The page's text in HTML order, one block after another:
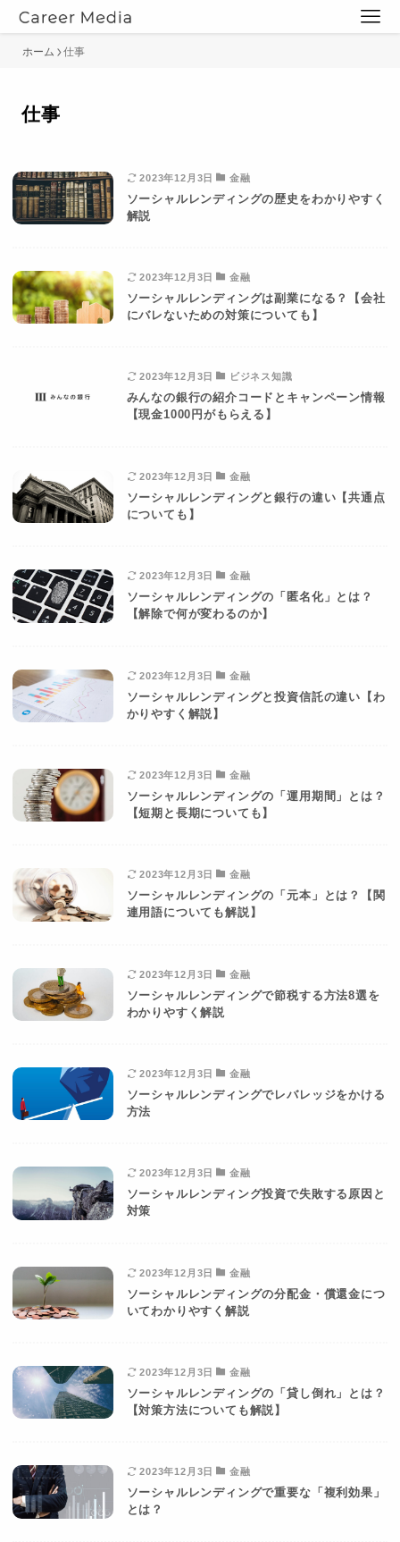
ホーム 仕事
仕事
2023年12月3日 金融
ソーシャルレンディングの歴史をわかりやすく
解説
2023年12月3日 金融
ソーシャルレンディングは副業になる？【会社
にバレないための対策についても】
2023年12月3日 ビジネス知識
みんなの銀行の紹介コードとキャンペーン情報
【現金1000円がもらえる】
2023年12月3日 金融
ソーシャルレンディングと銀行の違い【共通点
についても】
2023年12月3日 金融
ソーシャルレンディングの「匿名化」とは？
【解除で何が変わるのか】
2023年12月3日 金融
ソーシャルレンディングと投資信託の違い【わ
かりやすく解説】
2023年12月3日 金融
ソーシャルレンディングの「運用期間」とは？
【短期と長期についても】
2023年12月3日 金融
ソーシャルレンディングの「元本」とは？【関
連用語についても解説】
2023年12月3日 金融
ソーシャルレンディングで節税する方法8選を
わかりやすく解説
2023年12月3日 金融
ソーシャルレンディングでレバレッジをかける
方法
2023年12月3日 金融
ソーシャルレンディング投資で失敗する原因と
対策
2023年12月3日 金融
ソーシャルレンディングの分配金・償還金につ
いてわかりやすく解説
2023年12月3日 金融
ソーシャルレンディングの「貸し倒れ」とは？
【対策方法についても解説】
2023年12月3日 金融
ソーシャルレンディングで重要な「複利効果」
とは？